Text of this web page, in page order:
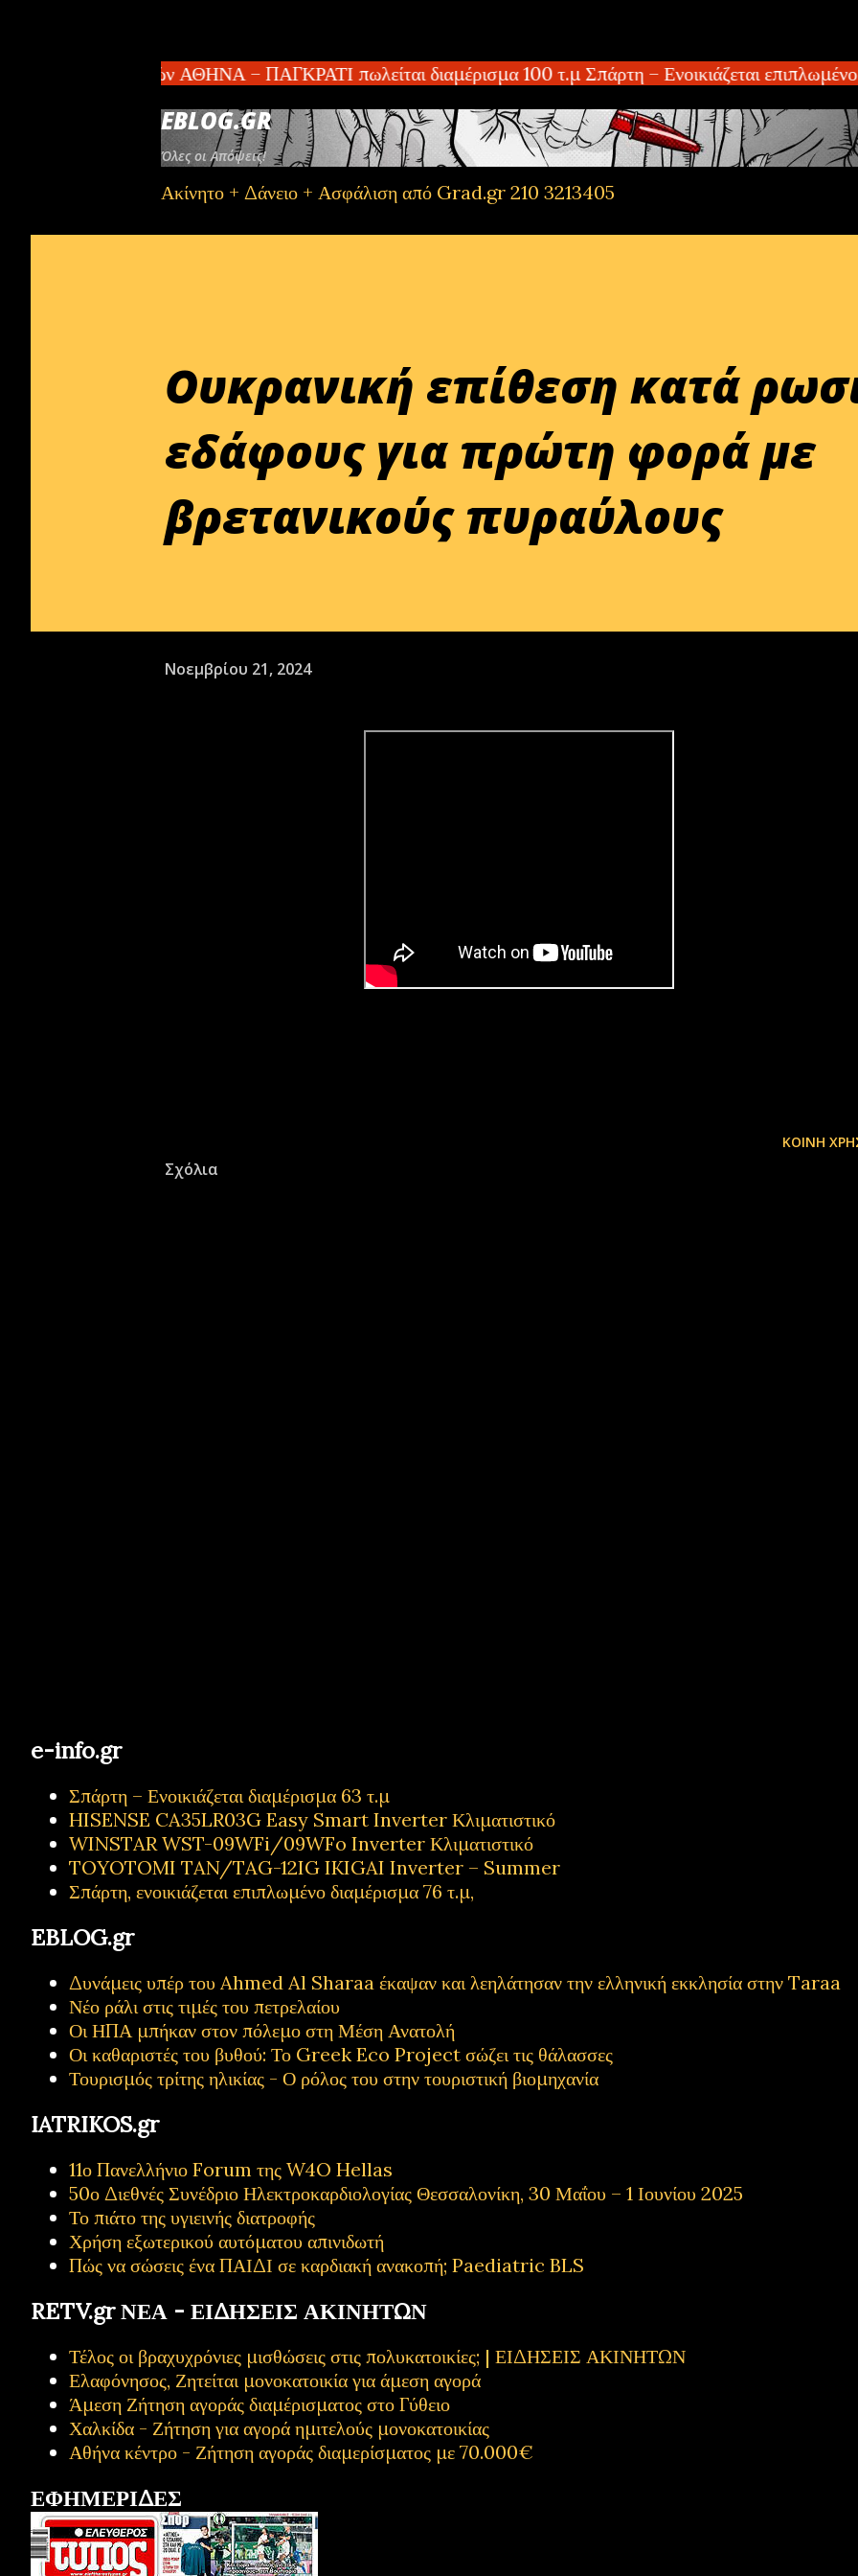
2 κατοικιών ΑΘΗΝΑ – ΠΑΓΚΡΑΤΙ πωλείται διαμέρισμα 100 τ.μ Σπάρτη – Ενοικιάζεται
EBLOG.GR
Όλες οι Απόψεις!
Ακίνητο + Δάνειο + Ασφάλιση από Grad.gr 210 3213405
Ουκρανική επίθεση κατά
εδάφους για πρώτη φορά με
βρετανικούς πυραύλους
Νοεμβρίου 21, 2024
ΚΟΙΝΉ
Σχόλια
e-info.gr
Σπάρτη – Ενοικιάζεται διαμέρισμα 63 τ.μ
HISENSE CA35LR03G Easy Smart Inverter Κλιματιστικό
WINSTAR WST-09WFi/09WFo Inverter Κλιματιστικό
TOYOTOMI TAN/TAG-12IG IKIGAI Inverter – Summer
Σπάρτη, ενοικιάζεται επιπλωμένο διαμέρισμα 76 τ.μ,
EBLOG.gr
Δυνάμεις υπέρ του Ahmed Al Sharaa έκαψαν και λεηλάτησαν την ελληνική εκκλησία στην Taraa
Νέο ράλι στις τιμές του πετρελαίου
Οι ΗΠΑ μπήκαν στον πόλεμο στη Μέση Ανατολή
Οι καθαριστές του βυθού: Το Greek Eco Project σώζει τις θάλασσες
Τουρισμός τρίτης ηλικίας - Ο ρόλος του στην τουριστική βιομηχανία
IATRIKOS.gr
11ο Πανελλήνιο Forum της W4O Hellas
50ο Διεθνές Συνέδριο Ηλεκτροκαρδιολογίας Θεσσαλονίκη, 30 Μαΐου – 1 Ιουνίου 2025
Το πιάτο της υγιεινής διατροφής
Χρήση εξωτερικού αυτόματου απινιδωτή
Πώς να σώσεις ένα ΠΑΙΔΙ σε καρδιακή ανακοπή; Paediatric BLS
RETV.gr ΝΕΑ - ΕΙΔΗΣΕΙΣ ΑΚΙΝΗΤΩΝ
Τέλος οι βραχυχρόνιες μισθώσεις στις πολυκατοικίες; | ΕΙΔΗΣΕΙΣ ΑΚΙΝΗΤΩΝ
Ελαφόνησος, Ζητείται μονοκατοικία για άμεση αγορά
Άμεση Ζήτηση αγοράς διαμέρισματος στο Γύθειο
Χαλκίδα - Ζήτηση για αγορά ημιτελούς μονοκατοικίας
Αθήνα κέντρο - Ζήτηση αγοράς διαμερίσματος με 70.000€
ΕΦΗΜΕΡΙΔΕΣ